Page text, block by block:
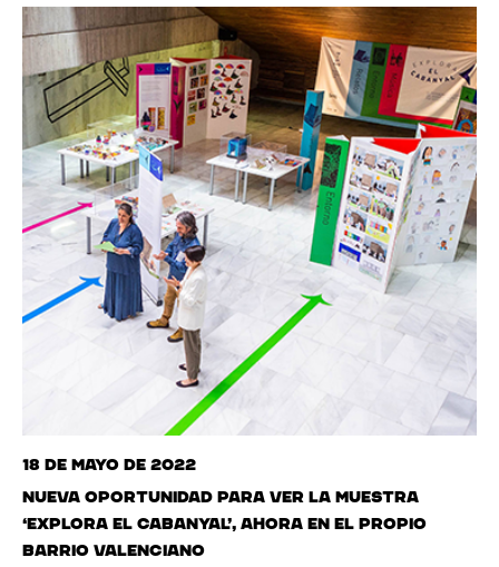
18 de mayo de 2022
Nueva oportunidad para ver la muestra
‘Explora El Cabanyal’, ahora en el propio
barrio valenciano